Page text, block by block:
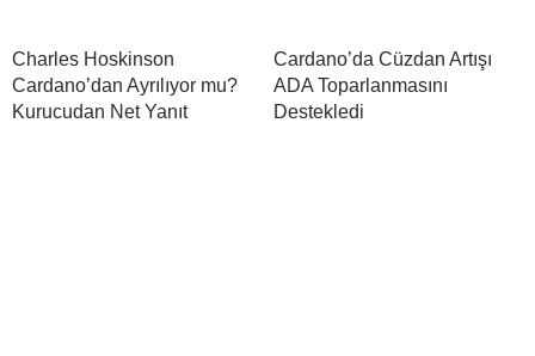
Charles Hoskinson
Cardano’dan Ayrılıyor mu?
Kurucudan Net Yanıt
Cardano’da Cüzdan Artışı
ADA Toparlanmasını
Destekledi